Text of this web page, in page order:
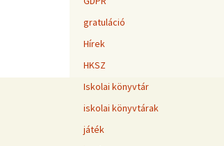
gratuláció
Hírek
HKSZ
Iskolai könyvtár
iskolai könyvtárak
játék